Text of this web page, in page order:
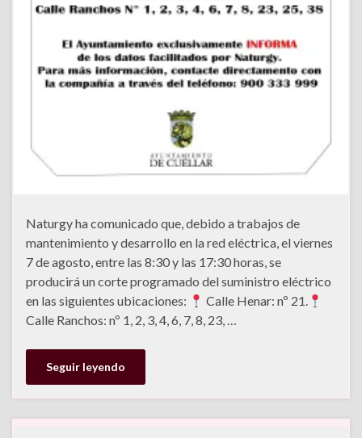
Naturgy ha comunicado que, debido a trabajos de
mantenimiento y desarrollo en la red eléctrica, el viernes
7 de agosto, entre las 8:30 y las 17:30 horas, se
producirá un corte programado del suministro eléctrico
en las siguientes ubicaciones:
Calle Henar: nº 21.
Calle Ranchos: nº 1, 2, 3, 4, 6, 7, 8, 23, …
Seguir leyendo